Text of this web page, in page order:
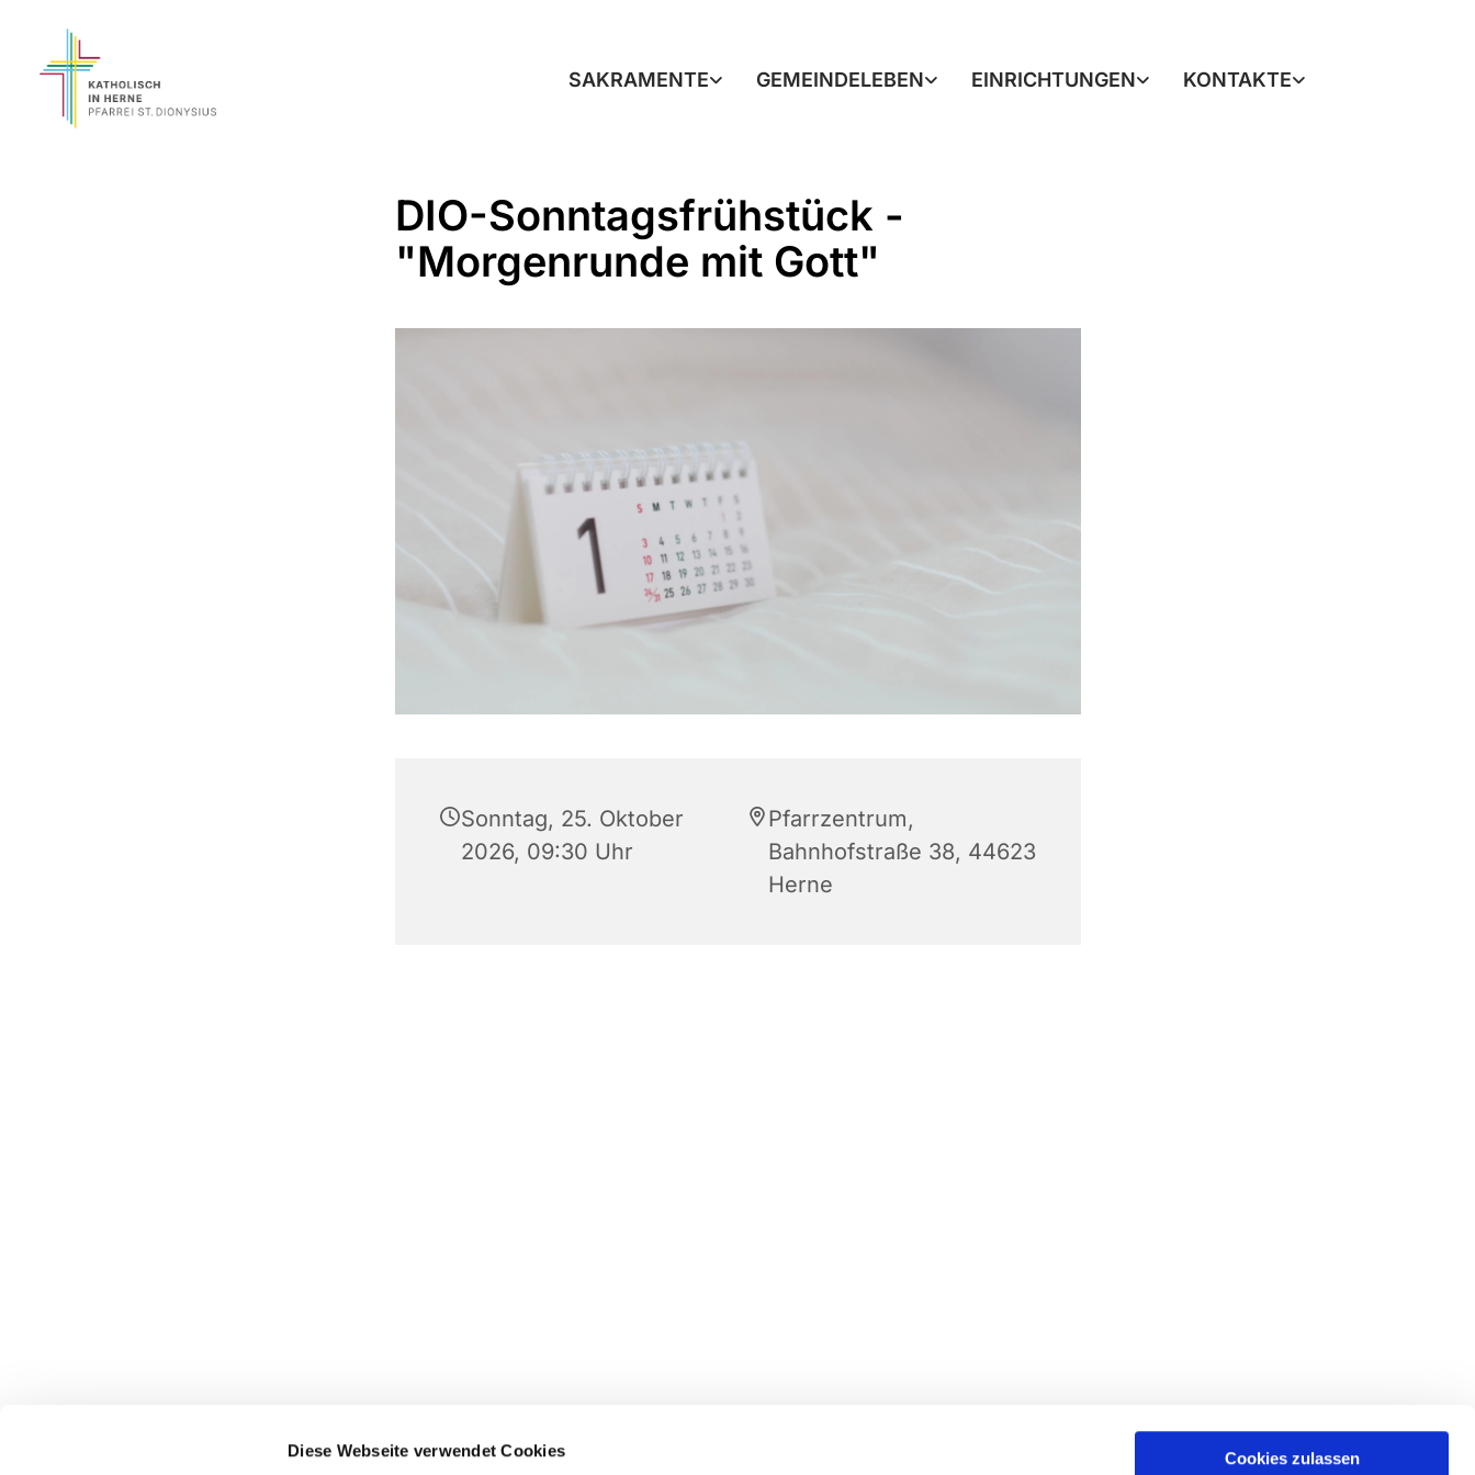
Diese Webseite verwendet Cookies Cookies zulassen
SAKRAMENTE GEMEINDELEBEN EINRICHTUNGEN KONTAKTE
DIO-Sonntagsfrühstück -
"Morgenrunde mit Gott"
Sonntag, 25. Oktober
2026, 09:30 Uhr
Pfarrzentrum,
Bahnhofstraße 38, 44623
Herne